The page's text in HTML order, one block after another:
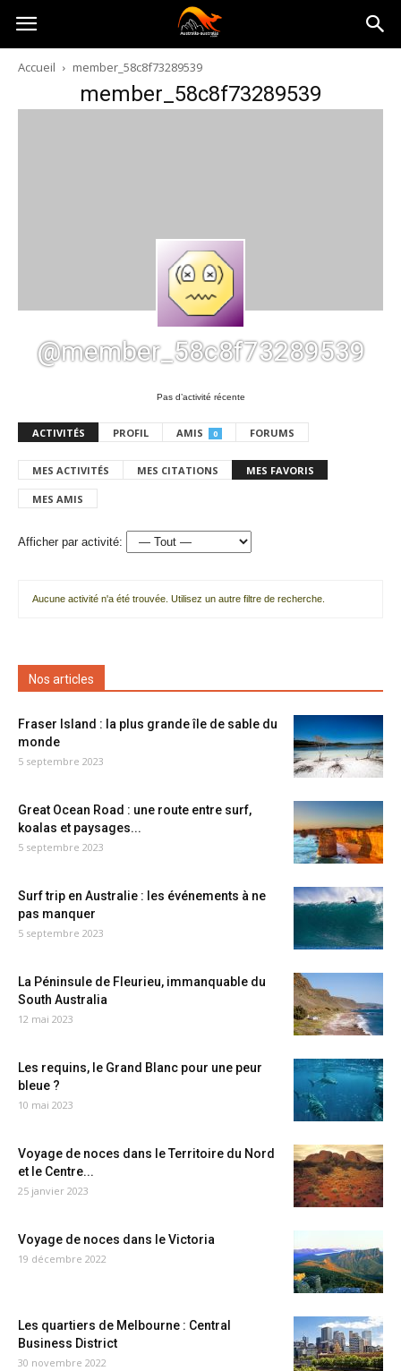
Australia-
australie.com
Accueil member_58c8f73289539
member_58c8f73289539
@member_58c8f73289539
Pas d’activité récente
ACTIVITÉS PROFIL AMIS 0 FORUMS
MES ACTIVITÉS MES CITATIONS MES FAVORIS
MES AMIS
Afficher par activité:
Aucune activité n'a été trouvée. Utilisez un autre filtre de recherche.
Nos articles
Fraser Island : la plus grande île de sable du
monde
5 septembre 2023
Great Ocean Road : une route entre surf,
koalas et paysages...
5 septembre 2023
Surf trip en Australie : les événements à ne
pas manquer
5 septembre 2023
La Péninsule de Fleurieu, immanquable du
South Australia
12 mai 2023
Les requins, le Grand Blanc pour une peur
bleue ?
10 mai 2023
Voyage de noces dans le Territoire du Nord
et le Centre...
25 janvier 2023
Voyage de noces dans le Victoria
19 décembre 2022
Les quartiers de Melbourne : Central
Business District
30 novembre 2022